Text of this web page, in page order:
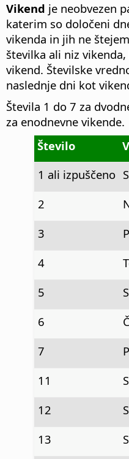
Vikend je neobvezen
katerim so določeni
vikenda in jih ne
številka ali niz
vikend. Številske
naslednje dni kot
Števila 1 do 7 za
za enodnevne vikende.
Število
1 ali izpuščeno
2
3
4
5
6
7
11
12
13